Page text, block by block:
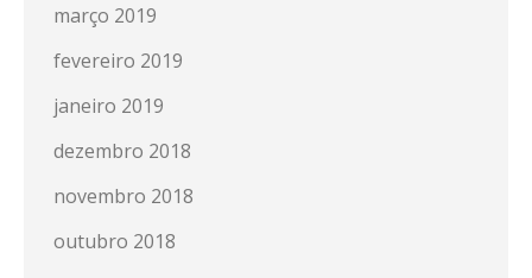
março 2019
fevereiro 2019
janeiro 2019
dezembro 2018
novembro 2018
outubro 2018